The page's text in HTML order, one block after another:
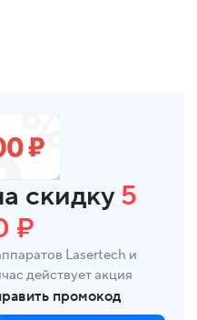
скидку 5
₽
Lasertech и
действует акция
промокод